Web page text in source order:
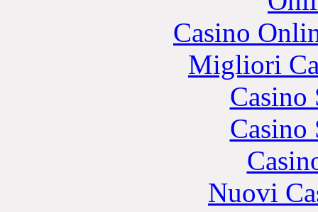
Casino
Migliori
Casino
Casino
Nuovi